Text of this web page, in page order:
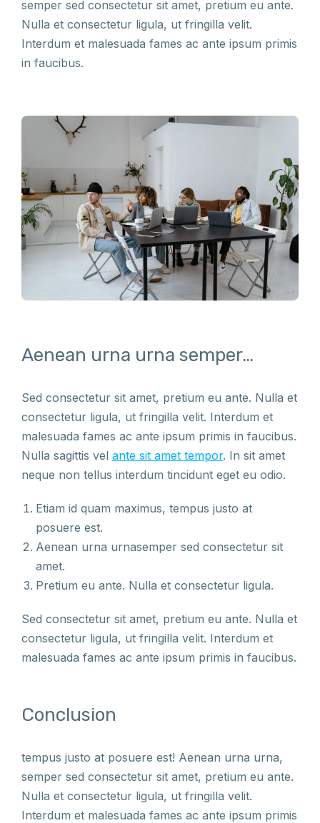
semper sed consectetur sit amet, pretium eu ante.
Nulla et consectetur ligula, ut fringilla velit.
Interdum et malesuada fames ac ante ipsum primis
in faucibus.
Aenean urna urna semper…
Sed consectetur sit amet, pretium eu ante. Nulla et
consectetur ligula, ut fringilla velit. Interdum et
malesuada fames ac ante ipsum primis in faucibus.
Nulla sagittis vel ante sit amet tempor. In sit amet
neque non tellus interdum tincidunt eget eu odio.
Etiam id quam maximus, tempus justo at
posuere est.
Aenean urna urnasemper sed consectetur sit
amet.
Pretium eu ante. Nulla et consectetur ligula.
Sed consectetur sit amet, pretium eu ante. Nulla et
consectetur ligula, ut fringilla velit. Interdum et
malesuada fames ac ante ipsum primis in faucibus.
Conclusion
tempus justo at posuere est! Aenean urna urna,
semper sed consectetur sit amet, pretium eu ante.
Nulla et consectetur ligula, ut fringilla velit.
Interdum et malesuada fames ac ante ipsum primis